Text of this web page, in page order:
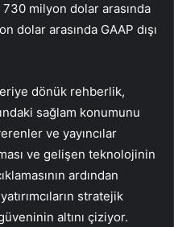
730 milyon dolar arasında
dolar arasında GAAP dışı
dönük rehberlik,
sağlam konumunu
ve yayıncılar
ve gelişen teknolojinin
ardından
stratejik
altını çiziyor.